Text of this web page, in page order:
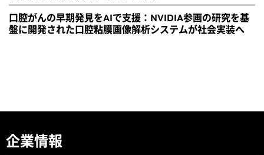
口腔がんの早期発見をAIで支援：NVIDIA参画の研究を基
盤に開発された口腔粘膜画像解析システムが社会実装へ
企業情報